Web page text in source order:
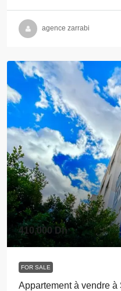
agence zarrabi
410,000 Dh
FOR SALE
Appartement à vendre